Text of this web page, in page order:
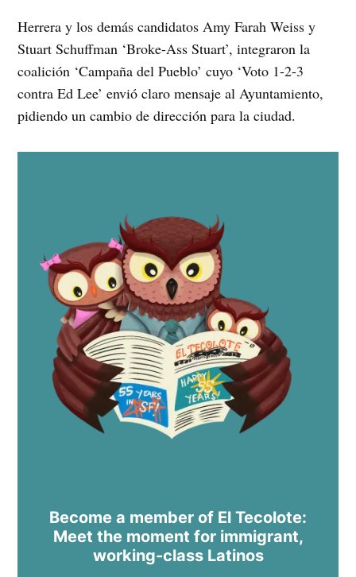
Herrera y los demás candidatos Amy Farah Weiss y
Stuart Schuffman ‘Broke-Ass Stuart’, integraron la
coalición ‘Campaña del Pueblo’ cuyo ‘Voto 1-2-3
contra Ed Lee’ envió claro mensaje al Ayuntamiento,
pidiendo un cambio de dirección para la ciudad.
Become a member of El Tecolote:
Meet the moment for immigrant,
working-class Latinos